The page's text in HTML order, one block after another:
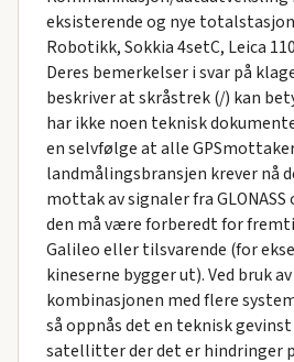
eksisterende og nye
Robotikk, Sokkia 4setC, Leica
Deres bemerkelser i svar på
beskriver at skråstrek (/) kan
har ikke noen teknisk
en selvfølge at alle
landmålingsbransjen krever nå
mottak av signaler fra
den må være forberedt for
Galileo eller tilsvarende (for
kineserne bygger ut). Ved bruk av
kombinasjonen med flere
så oppnås det en teknisk
satellitter der det er hindringer